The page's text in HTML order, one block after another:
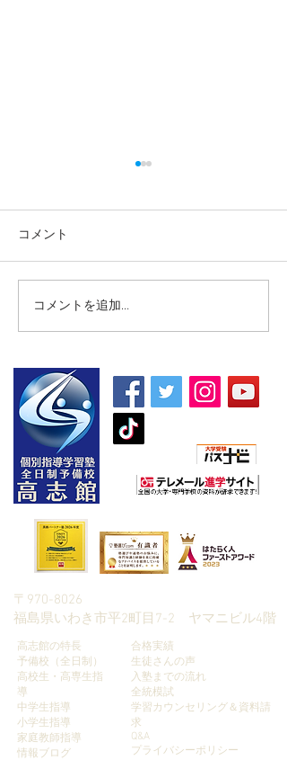
【高校生・高卒浪人生向
け夏期講習】
コメント
コメントを追加…
〒970-8026
​福島県いわき市平2町目7-2 ヤマニビル4階
高志館の特長
予備校（全日制）
高校生・高専生指
導
中学生指導
小学生指導
家庭教師指導
​情報ブログ
合格実績
生徒さんの声
入塾までの流れ
全統模試
学習カウンセリング＆資料請
求
Q&A
プライバシーポリシー